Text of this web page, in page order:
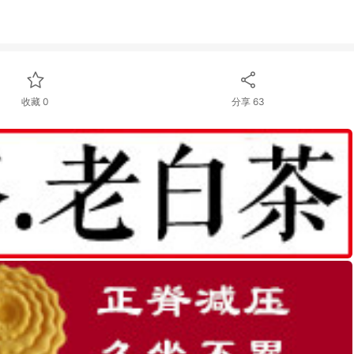
收藏 0 分享 63